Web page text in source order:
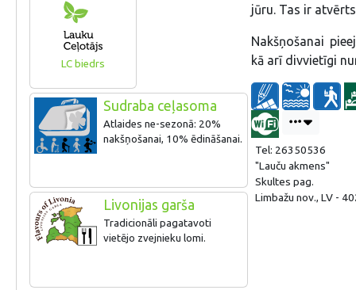
LC biedrs
Sudraba ceļasoma
Atlaides ne-sezonā: 20%
nakšņošanai, 10% ēdināšanai.
Livonijas garša
Tradicionāli pagatavoti
vietējo zvejnieku lomi.
jūru. Tas ir
Nakšņošanai
kā arī divvietīgi
Tel: 26350536
"Lauču akmens"
Skultes pag.
Limbažu nov., LV -